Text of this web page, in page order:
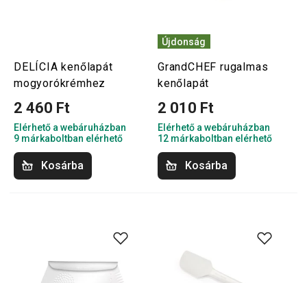
DELÍCIA kenőlapát
mogyorókrémhez
2 460 Ft
Elérhető a webáruházban
9 márkaboltban elérhető
Kosárba
Újdonság
GrandCHEF rugalmas
kenőlapát
2 010 Ft
Elérhető a webáruházban
12 márkaboltban elérhető
Kosárba